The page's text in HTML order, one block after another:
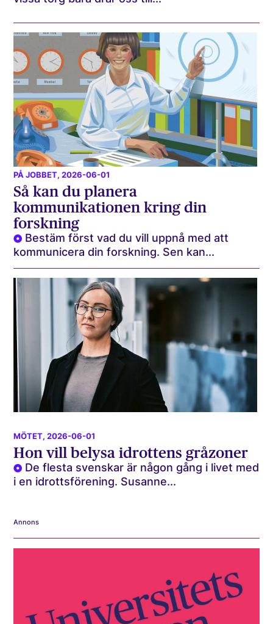
PÅ JOBBET, 2026-06-01
Så kan du planera
kommunikationen kring din
forskning
Bestäm först vad du vill uppnå med att
kommunicera din forskning. Sen kan...
MÖTET, 2026-06-01
Hon vill belysa idrottens gråzoner
De flesta svenskar är någon gång i livet med
i en idrottsförening. Susanne...
Annons